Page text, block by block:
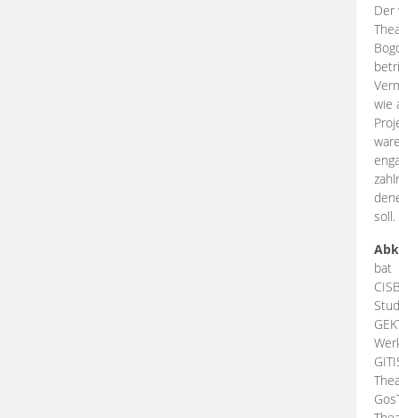
Der
wie
zahlr
soll.
bat